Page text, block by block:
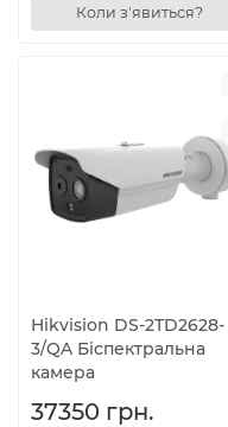
Коли з'явиться?
Hikvision DS-2TD2628-
3/QA Біспектральна
камера
37350 грн.